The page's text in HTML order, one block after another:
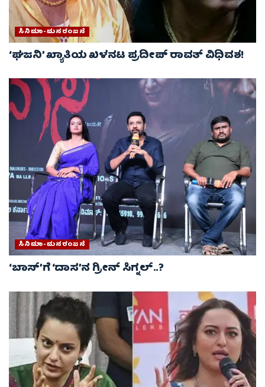
ಸಿನಿಮಾ-ಮನರಂಜನೆ
‘ಘಜನಿ’ ಖ್ಯಾತಿಯ ಖಳನಟ ಪ್ರದೀಪ್ ರಾವತ್ ವಿಧಿವಶ!
ಸಿನಿಮಾ-ಮನರಂಜನೆ
‘ಬಾಸ್’ಗೆ ‘ದಾಸ’ನ ಗ್ರೀನ್ ಸಿಗ್ನಲ್..?